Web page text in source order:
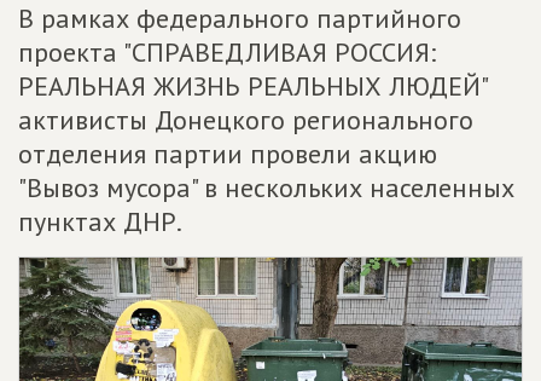
В рамках федерального партийного
проекта "СПРАВЕДЛИВАЯ РОССИЯ:
РЕАЛЬНАЯ ЖИЗНЬ РЕАЛЬНЫХ ЛЮДЕЙ"
активисты Донецкого регионального
отделения партии провели акцию
"Вывоз мусора" в нескольких населенных
пунктах ДНР.